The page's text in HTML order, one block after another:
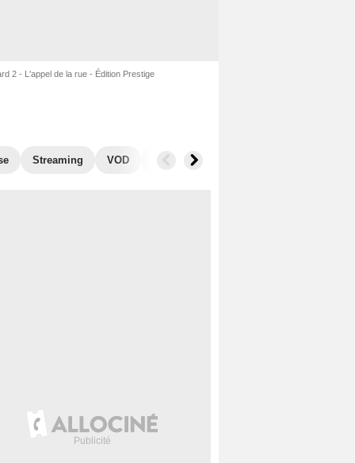
2 - L'appel de la rue - Édition Prestige
Streaming VOD